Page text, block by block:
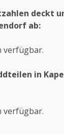
deckt
ab:
verfügbar.
in
verfügbar.